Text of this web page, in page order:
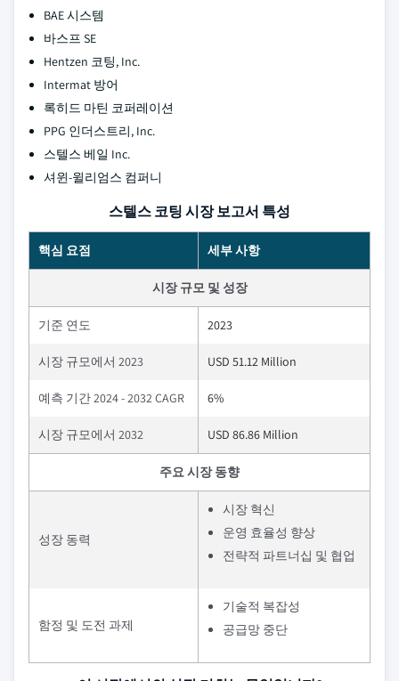
BAE 시스템
바스프 SE
Hentzen 코팅, Inc.
Intermat 방어
록히드 마틴 코퍼레이션
PPG 인더스트리, Inc.
스텔스 베일 Inc.
셔윈-윌리엄스 컴퍼니
스텔스 코팅 시장 보고서 특성
핵심 요점 세부 사항
시장 규모 및 성장
기준 연도 2023
시장 규모에서 2023 USD 51.12 Million
예측 기간 2024 - 2032 CAGR 6%
시장 규모에서 2032 USD 86.86 Million
주요 시장 동향
성장 동력
시장 혁신
운영 효율성 향상
전략적 파트너십 및 협업
함정 및 도전 과제
기술적 복잡성
공급망 중단